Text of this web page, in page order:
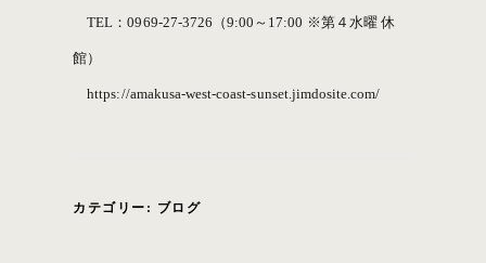
TEL：0969-27-3726（9:00～17:00 ※第４水曜 休
館）
https://amakusa-west-coast-sunset.jimdosite.com/
カテゴリー: ブログ